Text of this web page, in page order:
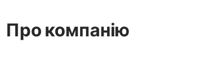
Про компанію